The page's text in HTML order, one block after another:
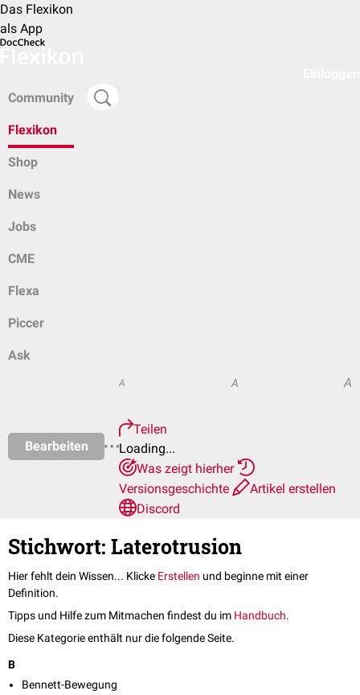
Das Flexikon
als App
Community
Flexikon
Shop
News
Jobs
CME
Flexa
Piccer
Ask
Bearbeiten
A A A
Teilen
Loading...
Was zeigt hierher
Versionsgeschichte
Artikel erstellen
Discord
Stichwort: Laterotrusion
Hier fehlt dein Wissen... Klicke Erstellen und beginne mit einer
Definition.
Tipps und Hilfe zum Mitmachen findest du im Handbuch.
Diese Kategorie enthält nur die folgende Seite.
B
Bennett-Bewegung